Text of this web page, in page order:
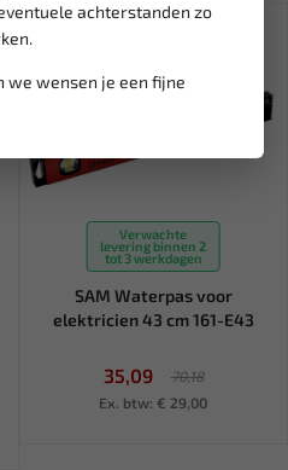
achterstanden zo
we wensen je een fijne
SALE!
Verwachte
levering binnen 2
tot 3 werkdagen
SAM Waterpas voor
elektricien 43 cm 161-E43
35,09
70,18
Ex. btw: € 29,00